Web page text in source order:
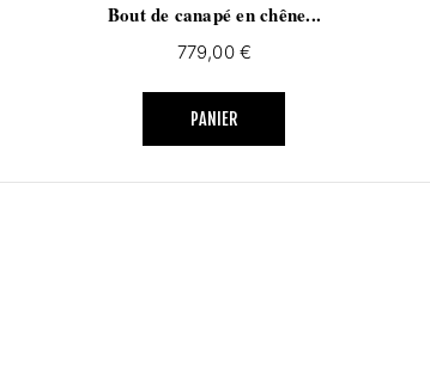
Bout de canapé en chêne...
Prix
779,00 €
PANIER